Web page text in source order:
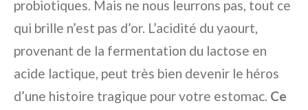
probiotiques. Mais ne nous leurrons pas, tout ce
qui brille n’est pas d’or. L’acidité du yaourt,
provenant de la fermentation du lactose en
acide lactique, peut très bien devenir le héros
d’une histoire tragique pour votre estomac. Ce